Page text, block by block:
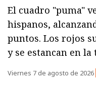
El cuadro "puma"
hispanos,
puntos. Los rojos
y se estancan en la
Viernes 7 de agosto de 2026